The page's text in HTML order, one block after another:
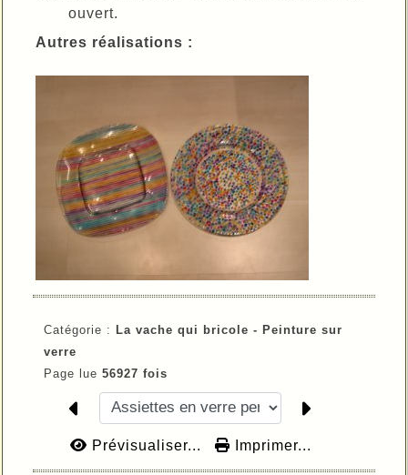
ouvert.
Autres réalisations :
Catégorie : La vache qui bricole - Peinture sur
verre
Page lue 56927 fois
Prévisualiser... Imprimer...